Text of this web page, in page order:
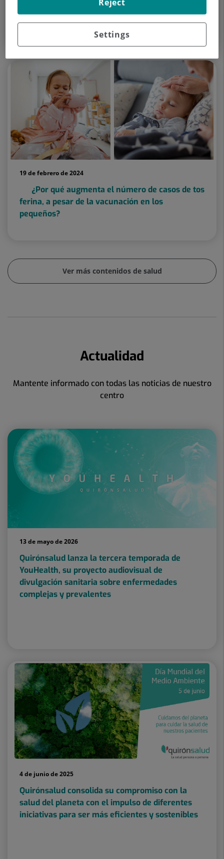
La prevención de la bronquiolitis en los
bebés
19 de febrero de 2024
¿Por qué augmenta el número de casos de tos
ferina, a pesar de la vacunación en los
pequeños?
Ver más contenidos de salud
Actualidad
Mantente informado con todas las noticias de nuestro
centro
13 de mayo de 2026
Quirónsalud lanza la tercera temporada de
YouHealth, su proyecto audiovisual de
divulgación sanitaria sobre enfermedades
complejas y prevalentes
4 de junio de 2025
Quirónsalud consolida su compromiso con la
salud del planeta con el impulso de diferentes
iniciativas para ser más eficientes y sostenibles
Settings
Reject